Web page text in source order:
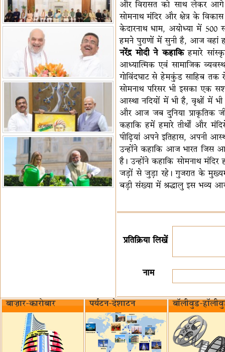
और विरासत को साथ लेकर आगे
सोमनाथ मंदिर और क्षेत्र के
केदारनाथ धाम, अयोध्या में 500
हमने पुराणों में सुनी है, आज वहां
नरेंद्र मोदी ने कहाकिहमारे
आध्यात्मिक एवं सामाजिक
गोविंदघाट से हेमकुंड साहिब तक
सोमनाथ परिसर भी इसका एक
आस्था नदियों में भी है, वृक्षों में
और आज जब दुनिया प्राकृतिक
कहाकि हमें हमारे तीर्थों और
पीढ़ियां अपने इतिहास, अपनी
उन्होंने कहाकि आज भारत जिस
है। उन्होंने कहाकि सोमनाथ
जड़ों से जुड़ा रहे। गुजरात के
बड़ी संख्या में श्रद्धालु इस भव्य
प्रतिक्रिया लिखें
नाम
बाज़ार-कारोबार पर्यटन-देशाटन बॉलीवुड-